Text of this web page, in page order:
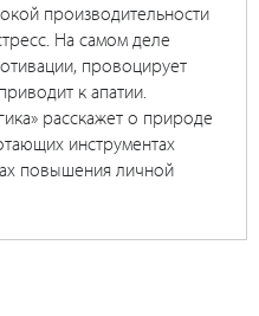
производительности
На самом деле
провоцирует
к апатии.
расскажет о природе
инструментах
повышения личной